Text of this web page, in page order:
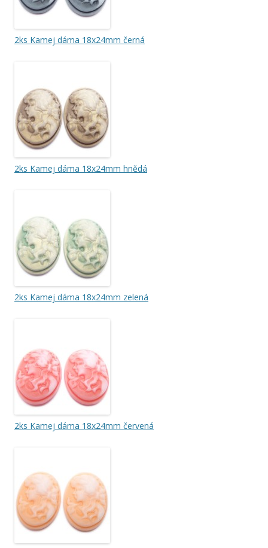
2ks Kamej dáma 18x24mm černá
2ks Kamej dáma 18x24mm hnědá
2ks Kamej dáma 18x24mm zelená
2ks Kamej dáma 18x24mm červená